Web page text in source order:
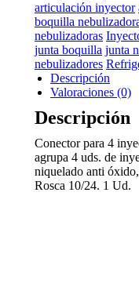
cantidad
articulación inyector
boquilla
nebulizadoras
junta boquilla junta
nebulizadores
Descripción
Valoraciones (0)
Descripción
Conector para 4
agrupa 4 uds. de
niquelado anti
Rosca 10/24. 1 Ud.